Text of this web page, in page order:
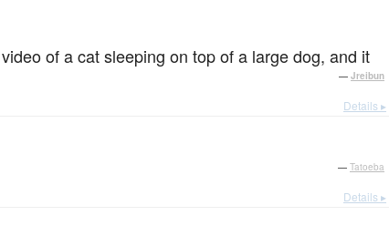
of a cat sleeping on top of a large dog, and it
— Jreibun
Details ▸
— Tatoeba
Details ▸